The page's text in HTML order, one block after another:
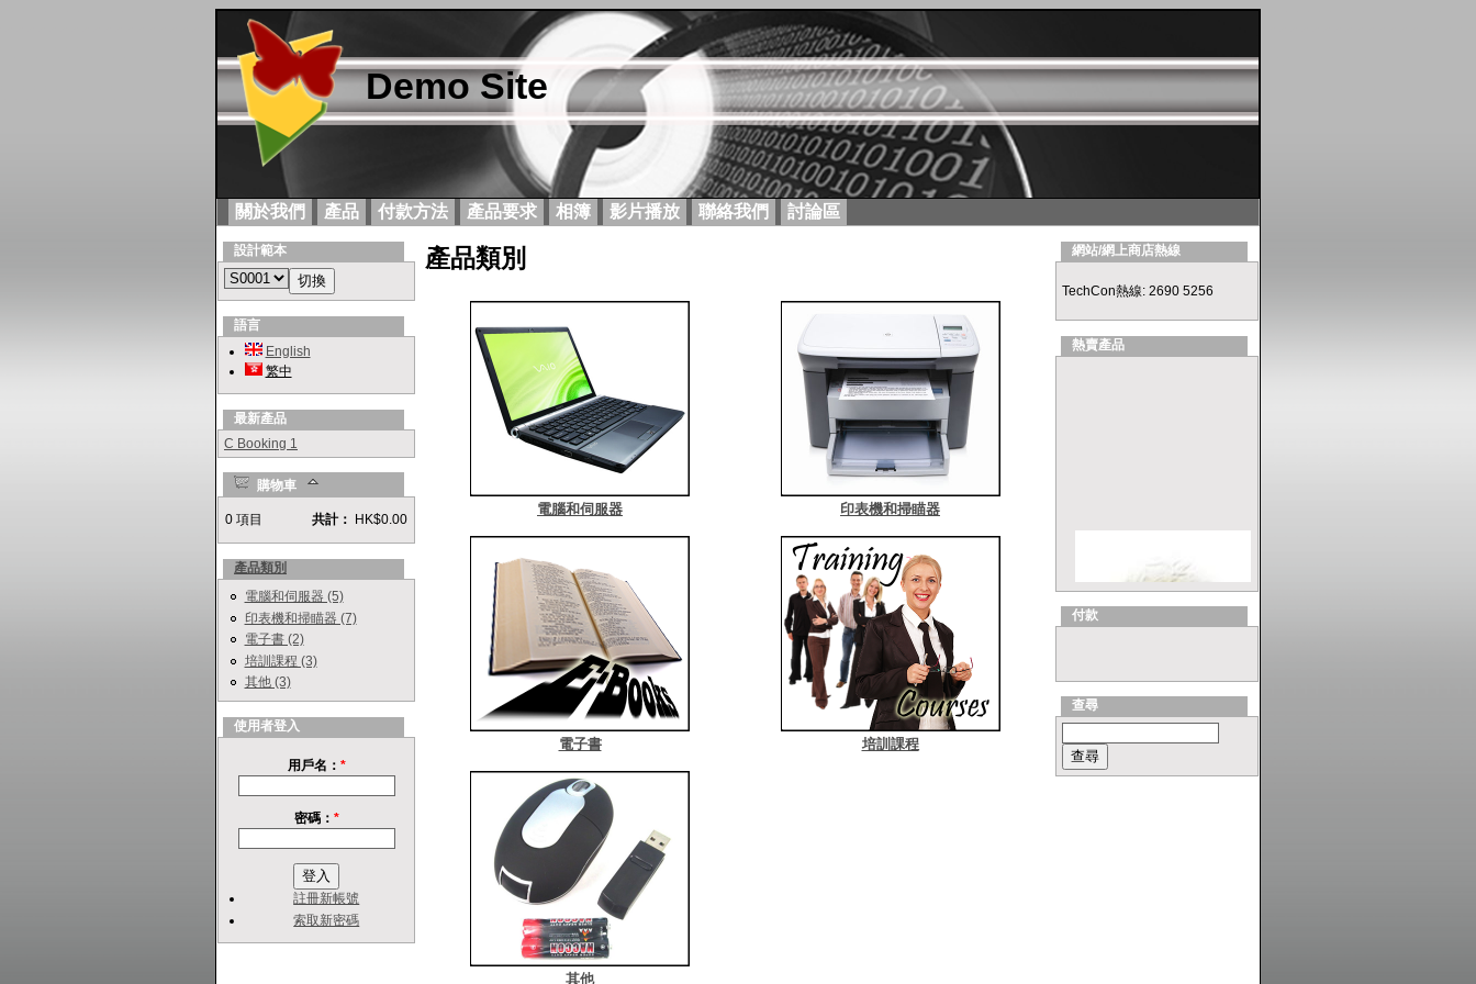
Demo Site
關於我們 產品 付款方法 產品要求 相簿 影片播放 聯絡我們 討論區
設計範本
語言
English
繁中
最新產品
C Booking 1
購物車
0 項目 共計： HK$0.00
產品類別
電腦和伺服器 (5)
印表機和掃瞄器 (7)
電子書 (2)
培訓課程 (3)
其他 (3)
使用者登入
用戶名： *
密碼： *
註冊新帳號
索取新密碼
產品類別
電腦和伺服器 印表機和掃瞄器
電子書 培訓課程
其他
網站/網上商店熱線
TechCon熱線: 2690 5256
熱賣產品
ViewSonic MU203 Optical
MU203RDS
付款
查尋